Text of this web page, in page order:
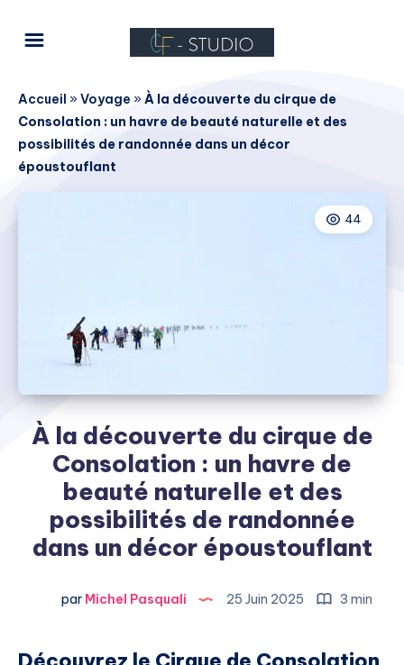
Accueil »Voyage »À la découverte du cirque de
Consolation : un havre de beauté naturelle et des
possibilités de randonnée dans un décor
époustouflant
44
À la découverte du cirque de
Consolation : un havre de
beauté naturelle et des
possibilités de randonnée
dans un décor époustouflant
par Michel Pasquali 25 Juin 2025 3 min